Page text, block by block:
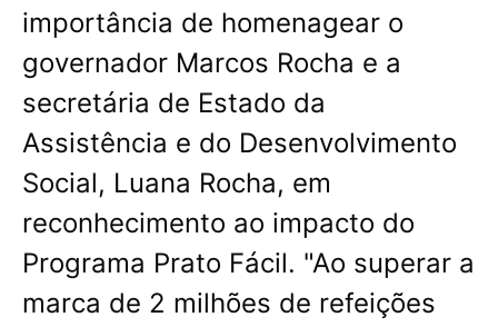
importância de homenagear o
governador Marcos Rocha e a
secretária de Estado da
Assistência e do Desenvolvimento
Social, Luana Rocha, em
reconhecimento ao impacto do
Programa Prato Fácil. "Ao superar a
marca de 2 milhões de refeições